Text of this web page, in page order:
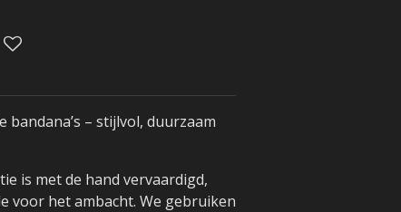
– stijlvol, duurzaam
is met de hand vervaardigd,
voor het ambacht. We gebruiken